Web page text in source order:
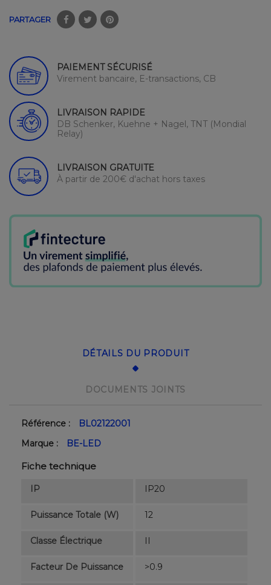
PARTAGER
PAIEMENT SÉCURISÉ
Virement bancaire, E-transactions, CB
LIVRAISON RAPIDE
DB Schenker, Kuehne + Nagel, TNT (Mondial
Relay)
LIVRAISON GRATUITE
À partir de 200€ d'achat hors taxes
DÉTAILS DU PRODUIT
DOCUMENTS JOINTS
Référence :
BL02122001
Marque :
BE-LED
Fiche technique
IP IP20
Puissance Totale (W) 12
Classe Électrique II
Facteur De Puissance >0.9